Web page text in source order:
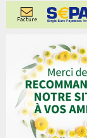
Facture